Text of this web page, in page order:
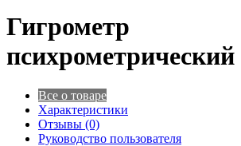
Гигрометр
Все о товаре
Характеристики
Отзывы (0)
Руководство пользователя